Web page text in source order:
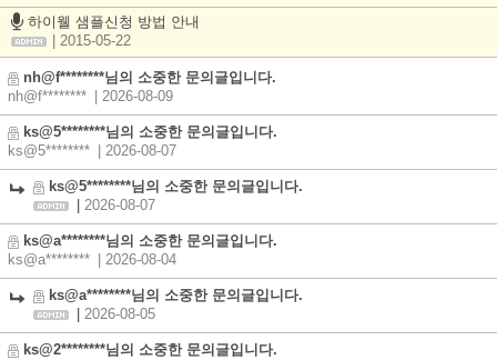
하이웰 샘플신청 방법 안내
| 2015-05-22
nh@f********님의 소중한 문의글입니다.
nh@f********
| 2026-08-09
ks@5********님의 소중한 문의글입니다.
ks@5********
| 2026-08-07
ks@5********님의 소중한 문의글입니다.
2026-08-07
ks@a********님의 소중한 문의글입니다.
ks@a********
| 2026-08-04
ks@a********님의 소중한 문의글입니다.
2026-08-05
ks@2********님의 소중한 문의글입니다.